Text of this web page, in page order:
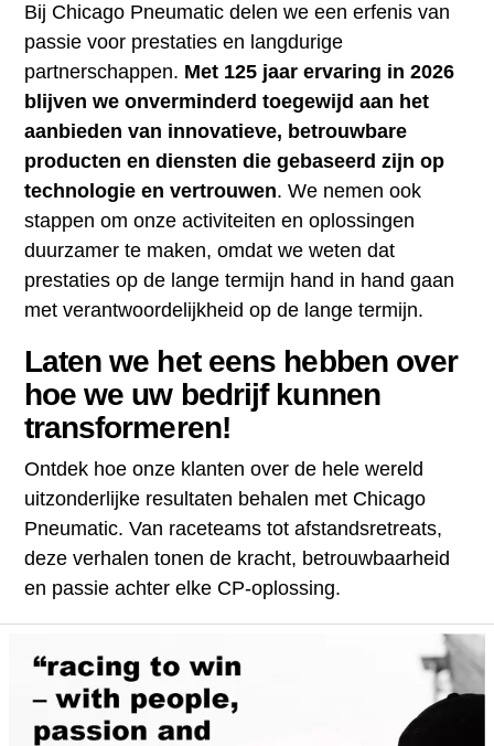
Bij Chicago Pneumatic delen we een erfenis van
passie voor prestaties en langdurige
partnerschappen. Met 125 jaar ervaring in 2026
blijven we onverminderd toegewijd aan het
aanbieden van innovatieve, betrouwbare
producten en diensten die gebaseerd zijn op
technologie en vertrouwen. We nemen ook
stappen om onze activiteiten en oplossingen
duurzamer te maken, omdat we weten dat
prestaties op de lange termijn hand in hand gaan
met verantwoordelijkheid op de lange termijn.
Laten we het eens hebben over
hoe we uw bedrijf kunnen
transformeren!
Ontdek hoe onze klanten over de hele wereld
uitzonderlijke resultaten behalen met Chicago
Pneumatic. Van raceteams tot afstandsretreats,
deze verhalen tonen de kracht, betrouwbaarheid
en passie achter elke CP-oplossing.